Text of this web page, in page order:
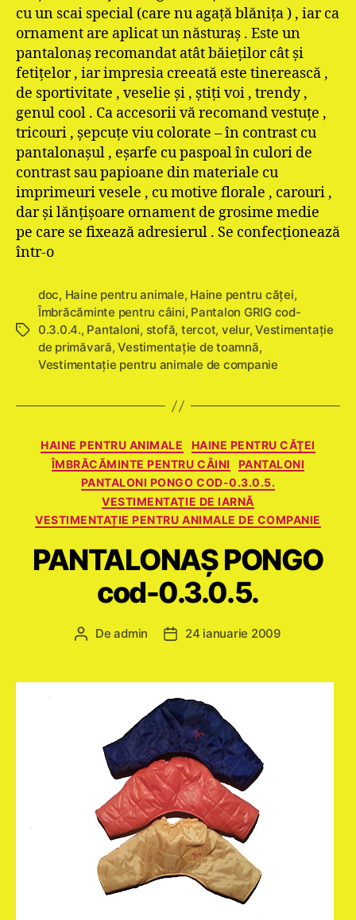
cu un scai special (care nu agaţă blăniţa ) , iar ca
ornament are aplicat un năsturaş . Este un
pantalonaş recomandat atât băieţilor cât şi
fetiţelor , iar impresia creeată este tinerească ,
de sportivitate , veselie şi , ştiţi voi , trendy ,
genul cool . Ca accesorii vă recomand vestuţe ,
tricouri , şepcuţe viu colorate – în contrast cu
pantalonaşul , eşarfe cu paspoal în culori de
contrast sau papioane din materiale cu
imprimeuri vesele , cu motive florale , carouri ,
dar şi lănţişoare ornament de grosime medie
pe care se fixează adresierul . Se confecţionează
într-o
Etichete
doc, Haine pentru animale, Haine pentru căţei,
Îmbrăcăminte pentru câini, Pantalon GRIG cod-
0.3.0.4., Pantaloni, stofă, tercot, velur,Vestimentaţie
de primăvară,Vestimentaţie de toamnă,
Vestimentație pentru animale de companie
Categorii
HAINE PENTRU ANIMALE
HAINE PENTRU CĂŢEI
ÎMBRĂCĂMINTE PENTRU CÂINI
PANTALONI
PANTALONI PONGO COD-0.3.0.5.
VESTIMENTAŢIE DE IARNĂ
VESTIMENTAȚIE PENTRU ANIMALE DE COMPANIE
PANTALONAŞ PONGO
cod-0.3.0.5.
Autor
Deadmin
Dată24 ianuarie 2009